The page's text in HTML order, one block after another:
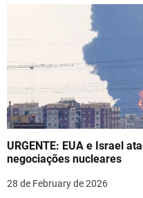
i
a
t
i
o
URGENTE: EUA e Israel
negociações nucleares
28 de February de 2026